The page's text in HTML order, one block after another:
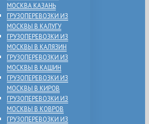
МОСКВА КАЗАНЬ
ГРУЗОПЕРЕВОЗКИ ИЗ
МОСКВЫ В КАЛУГУ
ГРУЗОПЕРЕВОЗКИ ИЗ
МОСКВЫ В КАЛЯЗИН
ГРУЗОПЕРЕВОЗКИ ИЗ
МОСКВЫ В КАШИН
ГРУЗОПЕРЕВОЗКИ ИЗ
МОСКВЫ В КИРОВ
ГРУЗОПЕРЕВОЗКИ ИЗ
МОСКВЫ В КОВРОВ
ГРУЗОПЕРЕВОЗКИ ИЗ